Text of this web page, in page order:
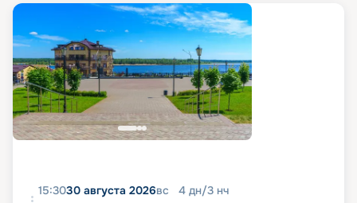
15:3030 августа 2026вс 4 дн/3 нч